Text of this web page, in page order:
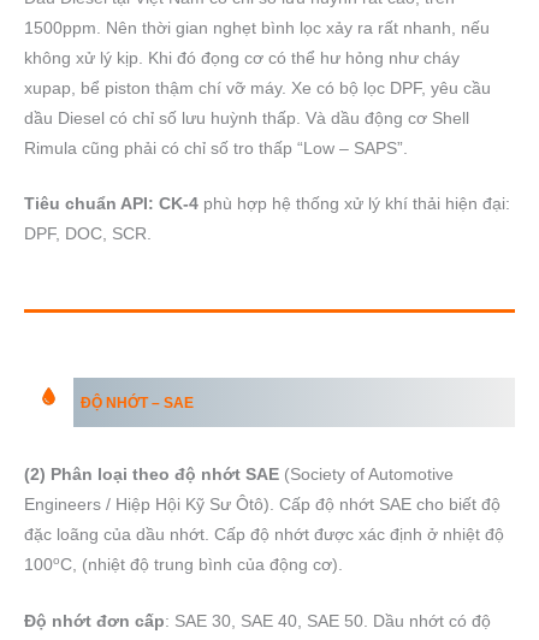
1500ppm. Nên thời gian nghẹt bình lọc xảy ra rất nhanh, nếu
không xử lý kịp. Khi đó đọng cơ có thể hư hỏng như cháy
xupap, bể piston thậm chí vỡ máy. Xe có bộ lọc DPF, yêu cầu
dầu Diesel có chỉ số lưu huỳnh thấp. Và dầu động cơ Shell
Rimula cũng phải có chỉ số tro thấp “Low – SAPS”.
Tiêu chuẩn API: CK-4 phù hợp hệ thống xử lý khí thải hiện đại:
DPF, DOC, SCR.
ĐỘ NHỚT – SAE
(2) Phân loại theo độ nhớt SAE (Society of Automotive
Engineers / Hiệp Hội Kỹ Sư Ôtô). Cấp độ nhớt SAE cho biết độ
đặc loãng của dầu nhớt. Cấp độ nhớt được xác định ở nhiệt độ
100oC, (nhiệt độ trung bình của động cơ).
Độ nhớt đơn cấp: SAE 30, SAE 40, SAE 50. Dầu nhớt có độ